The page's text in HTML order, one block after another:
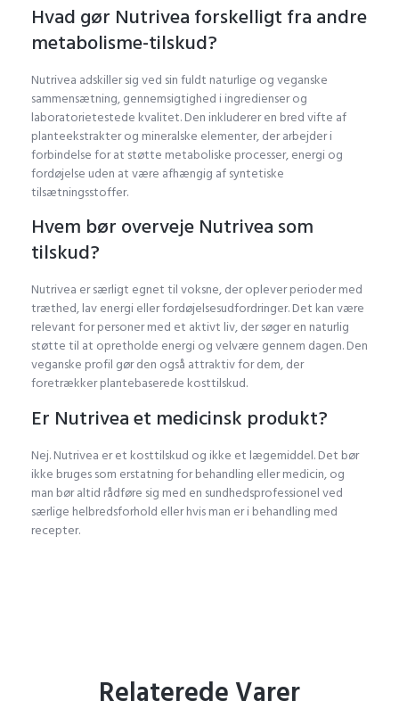
Hvad gør Nutrivea forskelligt fra andre
metabolisme-tilskud?
Nutrivea adskiller sig ved sin fuldt naturlige og veganske
sammensætning, gennemsigtighed i ingredienser og
laboratorietestede kvalitet. Den inkluderer en bred vifte af
planteekstrakter og mineralske elementer, der arbejder i
forbindelse for at støtte metaboliske processer, energi og
fordøjelse uden at være afhængig af syntetiske
tilsætningsstoffer.
Hvem bør overveje Nutrivea som
tilskud?
Nutrivea er særligt egnet til voksne, der oplever perioder med
træthed, lav energi eller fordøjelsesudfordringer. Det kan være
relevant for personer med et aktivt liv, der søger en naturlig
støtte til at opretholde energi og velvære gennem dagen. Den
veganske profil gør den også attraktiv for dem, der
foretrækker plantebaserede kosttilskud.
Er Nutrivea et medicinsk produkt?
Nej. Nutrivea er et kosttilskud og ikke et lægemiddel. Det bør
ikke bruges som erstatning for behandling eller medicin, og
man bør altid rådføre sig med en sundhedsprofessionel ved
særlige helbredsforhold eller hvis man er i behandling med
recepter.